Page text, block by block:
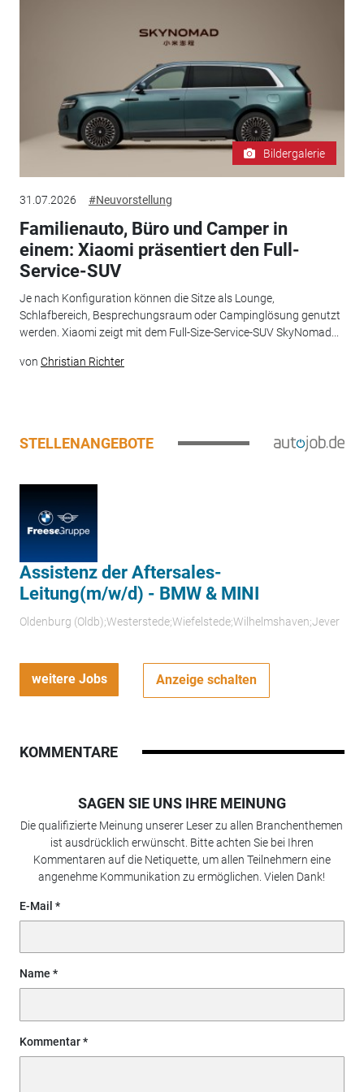
Bildergalerie
31.07.2026 #Neuvorstellung
Familienauto, Büro und Camper in
einem: Xiaomi präsentiert den Full-
Service-SUV
Je nach Konfiguration können die Sitze als Lounge,
Schlafbereich, Besprechungsraum oder Campinglösung genutzt
werden. Xiaomi zeigt mit dem Full-Size-Service-SUV SkyNomad...
von Christian Richter
STELLENANGEBOTE
Assistenz der Aftersales-
Leitung(m/w/d) - BMW & MINI
Oldenburg (Oldb);Westerstede;Wiefelstede;Wilhelmshaven;Jever
weitere Jobs Anzeige schalten
KOMMENTARE
SAGEN SIE UNS IHRE MEINUNG
Die qualifizierte Meinung unserer Leser zu allen Branchenthemen
ist ausdrücklich erwünscht. Bitte achten Sie bei Ihren
Kommentaren auf die Netiquette, um allen Teilnehmern eine
angenehme Kommunikation zu ermöglichen. Vielen Dank!
E-Mail
Name
Kommentar